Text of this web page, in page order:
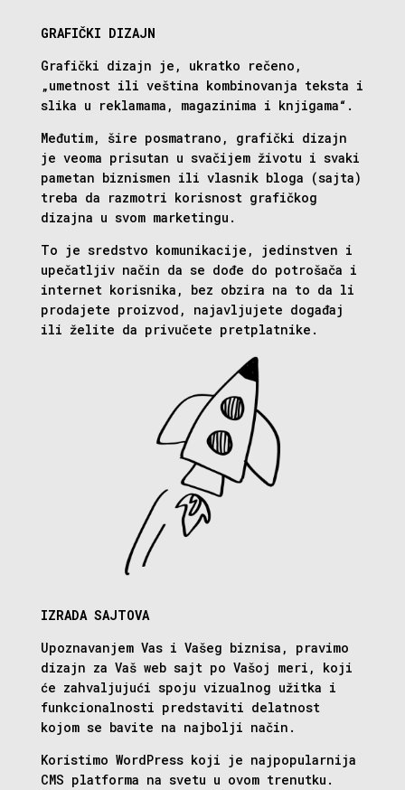
GRAFIČKI DIZAJN
Grafički dizajn je, ukratko rečeno,
„umetnost ili veština kombinovanja teksta i
slika u reklamama, magazinima i knjigama“.
Međutim, šire posmatrano, grafički dizajn
je veoma prisutan u svačijem životu i svaki
pametan biznismen ili vlasnik bloga (sajta)
treba da razmotri korisnost grafičkog
dizajna u svom marketingu.
To je sredstvo komunikacije, jedinstven i
upečatljiv način da se dođe do potrošača i
internet korisnika, bez obzira na to da li
prodajete proizvod, najavljujete događaj
ili želite da privučete pretplatnike.
IZRADA SAJTOVA
Upoznavanjem Vas i Vašeg biznisa, pravimo
dizajn za Vaš web sajt po Vašoj meri, koji
će zahvaljujući spoju vizualnog užitka i
funkcionalnosti predstaviti delatnost
kojom se bavite na najbolji način.
Koristimo WordPress koji je najpopularnija
CMS platforma na svetu u ovom trenutku.